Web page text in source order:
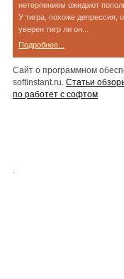
нетерпением ожидают
У тигра, похоже депрессия,
уверен тигр ли он...
Подробнее...
Сайт о программном
softinstant.ru. Статьи
по работет с софтом
.